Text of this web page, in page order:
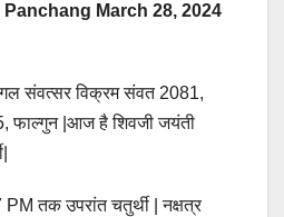
Panchang March 28, 2024
संवत्सर विक्रम संवत 2081,
|आज है शिवजी जयंती
तक उपरांत चतुर्थी | नक्षत्र